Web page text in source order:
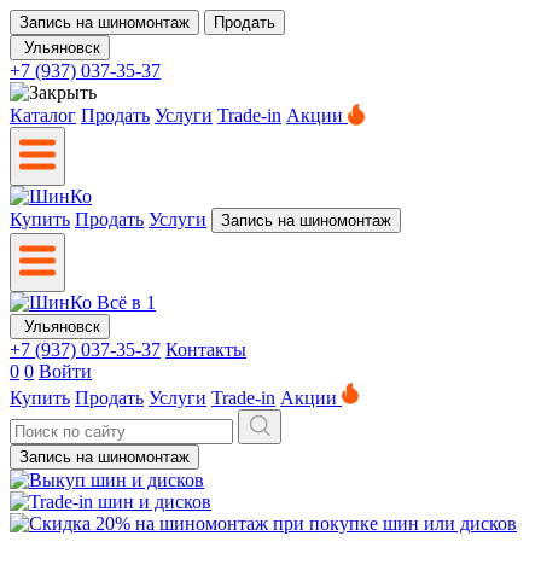
Запись на шиномонтаж
Продать
Ульяновск
+7 (937) 037-35-37
Каталог Продать Услуги Trade-in Акции
Купить Продать Услуги Запись на шиномонтаж
Ульяновск
+7 (937) 037-35-37 Контакты
0 0 Войти
Купить Продать Услуги Trade-in Акции
Запись на шиномонтаж